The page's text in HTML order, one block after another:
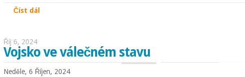
Číst dál
Říj 6, 2024
Vojsko ve válečném stavu
Neděle, 6 Říjen, 2024